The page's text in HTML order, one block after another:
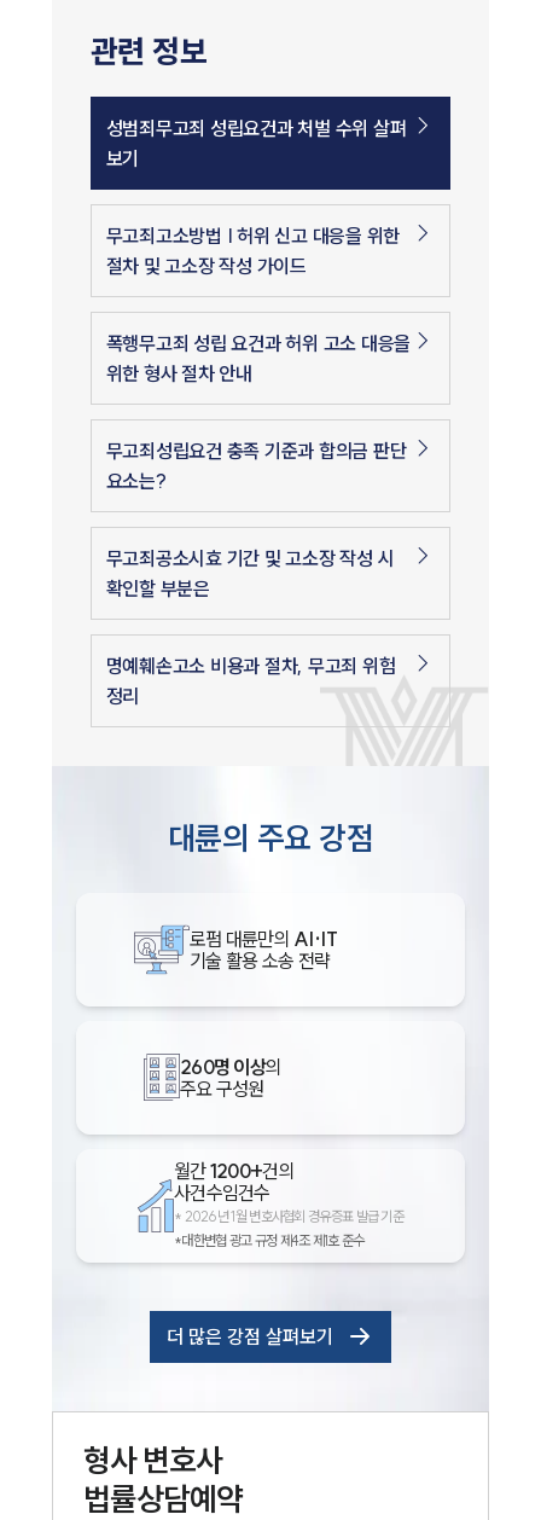
관련 정보
성범죄무고죄 성립요건과 처벌 수위 살펴
보기
무고죄고소방법 | 허위 신고 대응을 위한
절차 및 고소장 작성 가이드
폭행무고죄 성립 요건과 허위 고소 대응을
위한 형사 절차 안내
무고죄성립요건 충족 기준과 합의금 판단
요소는?
무고죄공소시효 기간 및 고소장 작성 시
확인할 부분은
명예훼손고소 비용과 절차, 무고죄 위험
정리
대륜의 주요 강점
로펌 대륜만의 AI·IT
기술 활용 소송 전략
260명 이상의
주요 구성원
월간1200+건의
사건수임건수
* 2026년 1월 변호사협회 경유증표 발급 기준
*대한변협 광고 규정 제4조 제1호 준수
더 많은 강점 살펴보기
형사변호사
법률상담예약